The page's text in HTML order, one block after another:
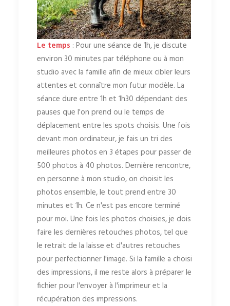
Le temps : Pour une séance de 1h, je discute
environ 30 minutes par téléphone ou à mon
studio avec la famille afin de mieux cibler leurs
attentes et connaître mon futur modèle. La
séance dure entre 1h et 1h30 dépendant des
pauses que l'on prend ou le temps de
déplacement entre les spots choisis. Une fois
devant mon ordinateur, je fais un tri des
meilleures photos en 3 étapes pour passer de
500 photos à 40 photos. Dernière rencontre,
en personne à mon studio, on choisit les
photos ensemble, le tout prend entre 30
minutes et 1h. Ce n'est pas encore terminé
pour moi. Une fois les photos choisies, je dois
faire les dernières retouches photos, tel que
le retrait de la laisse et d'autres retouches
pour perfectionner l'image. Si la famille a choisi
des impressions, il me reste alors à préparer le
fichier pour l'envoyer à l'imprimeur et la
récupération des impressions.